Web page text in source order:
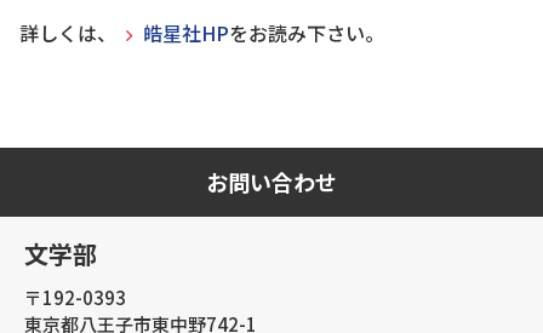
詳しくは、
皓星社HPをお読み下さい。
お問い合わせ
文学部
〒192-0393
東京都八王子市東中野742-1